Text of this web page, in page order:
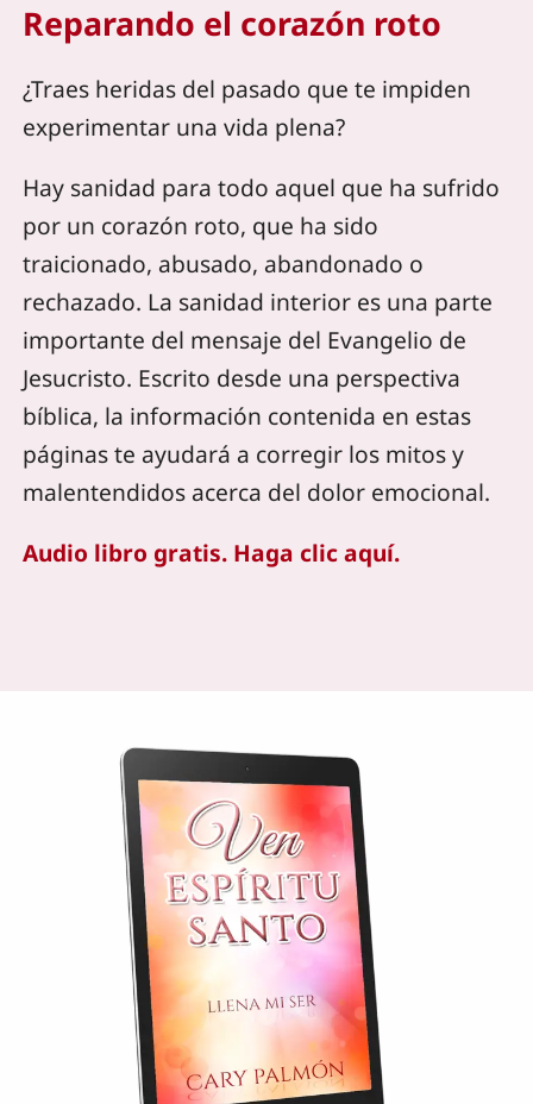
Reparando el corazón roto
¿Traes heridas del pasado que te impiden
experimentar una vida plena?
Hay sanidad para todo aquel que ha sufrido
por un corazón roto, que ha sido
traicionado, abusado, abandonado o
rechazado. La sanidad interior es una parte
importante del mensaje del Evangelio de
Jesucristo. Escrito desde una perspectiva
bíblica, la información contenida en estas
páginas te ayudará a corregir los mitos y
malentendidos acerca del dolor emocional.
Audio libro gratis. Haga clic aquí.